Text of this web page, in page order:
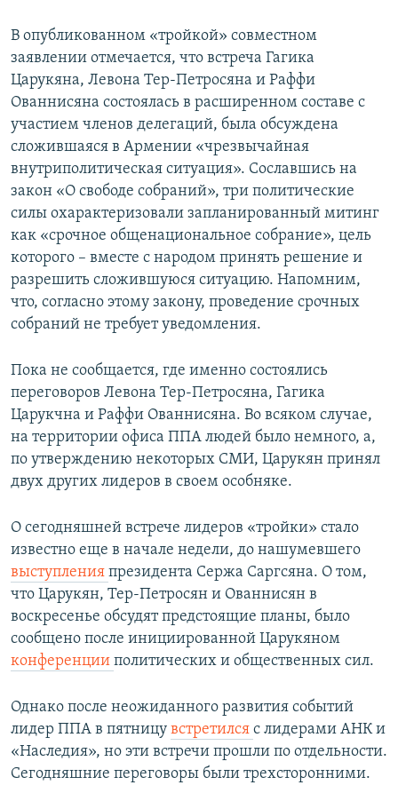
В опубликованном «тройкой» совместном
заявлении отмечается, что встреча Гагика
Царукяна, Левона Тер-Петросяна и Раффи
Ованнисяна состоялась в расширенном составе с
участием членов делегаций, была обсуждена
сложившаяся в Армении «чрезвычайная
внутриполитическая ситуация». Сославшись на
закон «О свободе собраний», три политические
силы охарактеризовали запланированный митинг
как «срочное общенациональное собрание», цель
которого – вместе с народом принять решение и
разрешить сложившуюся ситуацию. Напомним,
что, согласно этому закону, проведение срочных
собраний не требует уведомления.
Пока не сообщается, где именно состоялись
переговоров Левона Тер-Петросяна, Гагика
Царукчна и Раффи Ованнисяна. Во всяком случае,
на территории офиса ППА людей было немного, а,
по утверждению некоторых СМИ, Царукян принял
двух других лидеров в своем особняке.
О сегодняшней встрече лидеров «тройки» стало
известно еще в начале недели, до нашумевшего
выступления президента Сержа Саргсяна. О том,
что Царукян, Тер-Петросян и Ованнисян в
воскресенье обсудят предстоящие планы, было
сообщено после инициированной Царукяном
конференции политических и общественных сил.
Однако после неожиданного развития событий
лидер ППА в пятницу встретился с лидерами АНК и
«Наследия», но эти встречи прошли по отдельности.
Сегодняшние переговоры были трехсторонними.